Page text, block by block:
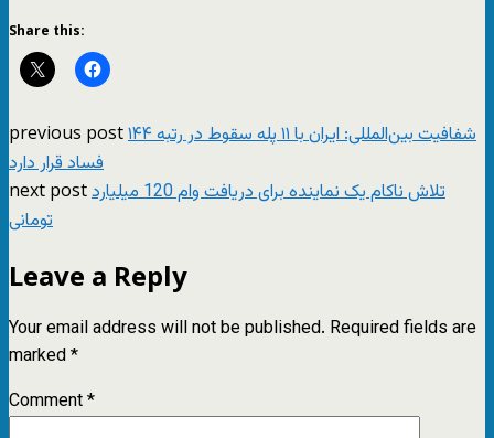
Share this:
previous postشفافیت بین‌المللی: ایران با ۱۱ پله سقوط در رتبه ۱۴۴
فساد قرار دارد
next postتلاش ناکام یک نماینده برای دریافت وام 120 میلیارد
تومانی
Leave a Reply
Your email address will not be published. Required fields are
marked*
Comment*